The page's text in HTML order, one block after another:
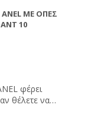
ΜΕ ΟΠΈΣ
10
φέρει
θέλετε να